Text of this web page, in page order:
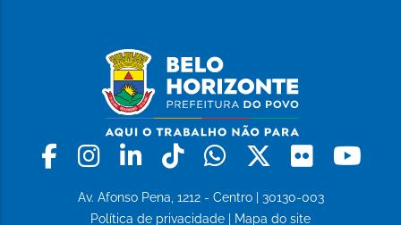
Facebook
Instagram
LinkedinTiktokWhatsapp
X Flickr
Av. Afonso Pena, 1212 - Centro | 30130-003
Política de privacidade
Mapa do site